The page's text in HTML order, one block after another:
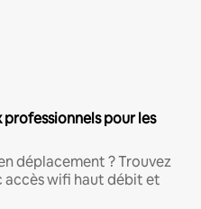
pour les
déplacement ? Trouvez
accès wifi haut débit et